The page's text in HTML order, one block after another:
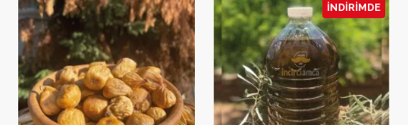
İNDIRIMDE